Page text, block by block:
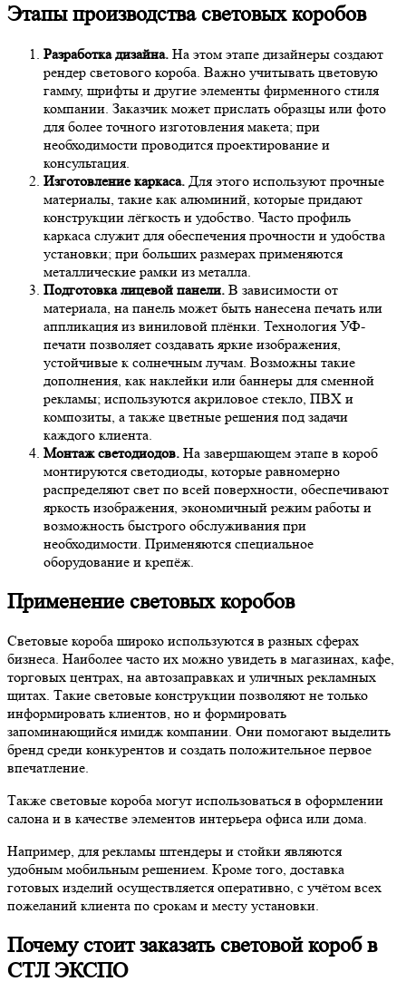
Этапы производства световых коробов
Разработка дизайна. На этом этапе дизайнеры создают
рендер светового короба. Важно учитывать цветовую
гамму, шрифты и другие элементы фирменного стиля
компании. Заказчик может прислать образцы или фото
для более точного изготовления макета; при
необходимости проводится проектирование и
консультация.
Изготовление каркаса. Для этого используют прочные
материалы, такие как алюминий, которые придают
конструкции лёгкость и удобство. Часто профиль
каркаса служит для обеспечения прочности и удобства
установки; при больших размерах применяются
металлические рамки из металла.
Подготовка лицевой панели. В зависимости от
материала, на панель может быть нанесена печать или
аппликация из виниловой плёнки. Технология УФ-
печати позволяет создавать яркие изображения,
устойчивые к солнечным лучам. Возможны такие
дополнения, как наклейки или баннеры для сменной
рекламы; используются акриловое стекло, ПВХ и
композиты, а также цветные решения под задачи
каждого клиента.
Монтаж светодиодов. На завершающем этапе в короб
монтируются светодиоды, которые равномерно
распределяют свет по всей поверхности, обеспечивают
яркость изображения, экономичный режим работы и
возможность быстрого обслуживания при
необходимости. Применяются специальное
оборудование и крепёж.
Применение световых коробов
Световые короба широко используются в разных сферах
бизнеса. Наиболее часто их можно увидеть в магазинах, кафе,
торговых центрах, на автозаправках и уличных рекламных
щитах. Такие световые конструкции позволяют не только
информировать клиентов, но и формировать
запоминающийся имидж компании. Они помогают выделить
бренд среди конкурентов и создать положительное первое
впечатление.
Также световые короба могут использоваться в оформлении
салона и в качестве элементов интерьера офиса или дома.
Например, для рекламы штендеры и стойки являются
удобным мобильным решением. Кроме того, доставка
готовых изделий осуществляется оперативно, с учётом всех
пожеланий клиента по срокам и месту установки.
Почему стоит заказать световой короб в
СТЛ ЭКСПО